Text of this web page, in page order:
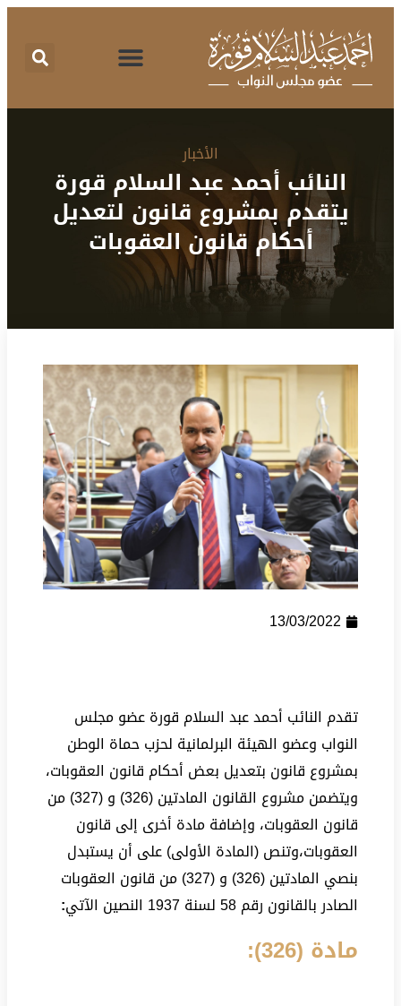
الأخبار
النائب أحمد عبد السلام قورة
يتقدم بمشروع قانون لتعديل
أحكام قانون العقوبات
13/03/2022
تقدم النائب أحمد عبد السلام قورة عضو مجلس
النواب وعضو الهيئة البرلمانية لحزب حماة الوطن
بمشروع قانون بتعديل بعض أحكام قانون العقوبات،
ويتضمن مشروع القانون المادتين (326) و (327) من
قانون العقوبات، وإضافة مادة أخرى إلى قانون
العقوبات،وتنص (المادة الأولى) على أن يستبدل
بنصي المادتين (326) و (327) من قانون العقوبات
الصادر بالقانون رقم 58 لسنة 1937 النصين الآتي
:
مادة (326):